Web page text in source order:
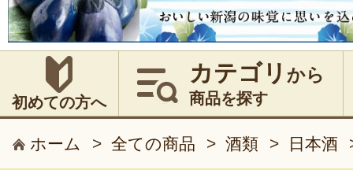
初めての方へ
カテゴリ から
商品を探す
ホーム > 全ての商品 > 酒類 > 日本酒